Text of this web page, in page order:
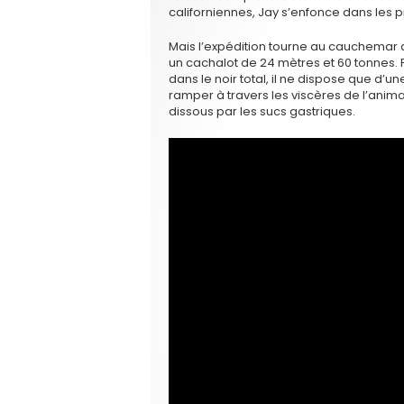
californiennes, Jay s’enfonce dans les
Mais l’expédition tourne au
un cachalot de 24 mètres et 60
dans le noir total, il ne dispose que
ramper à travers les viscères de
dissous par les sucs gastriques.